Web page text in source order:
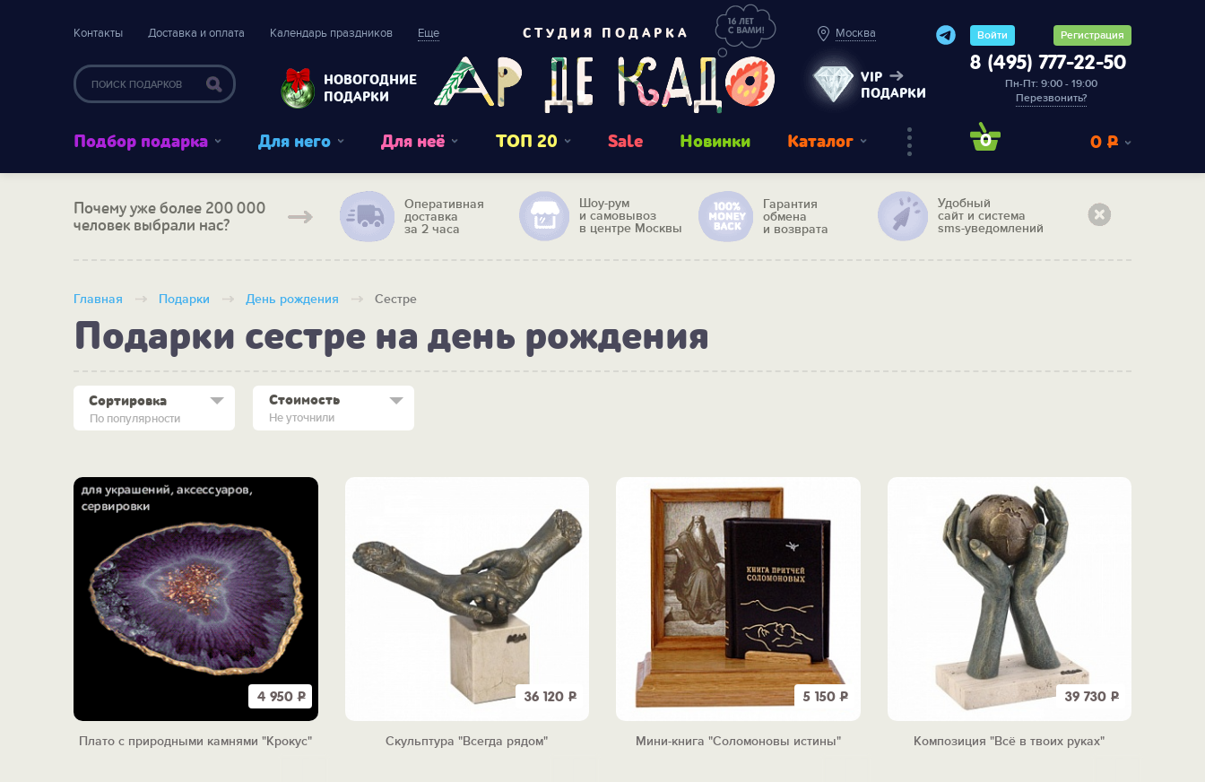
Контакты Доставка и оплата Календарь праздников Еще
НОВОГОДНИЕ
ПОДАРКИ
СТУДИЯ ПОДАРКА Москва
VIP
ПОДАРКИ
Войти Регистрация
8 (495) 777-22-50
Пн-Пт: 9:00 - 19:00
Перезвонить?
Подбор подарка Для него Для неё ТОП 20 Sale Новинки Каталог 0 0 Р
Почему уже более 200 000
человек выбрали нас?
Оперативная
доставка
за 2 часа
Шоу-рум
и самовывоз
в центре Москвы
Гарантия
обмена
и возврата
Удобный
сайт и система
sms-уведомлений
Главная Подарки День рождения Сестре
Подарки сестре на день рождения
По популярности
Сортировка Стоимость
Не уточнили
4 950Р
Плато с природными камнями "Крокус"
36 120 Р
Скульптура "Всегда рядом"
5 150Р
Мини-книга "Соломоновы истины"
39 730 Р
Композиция "Всё в твоих руках"